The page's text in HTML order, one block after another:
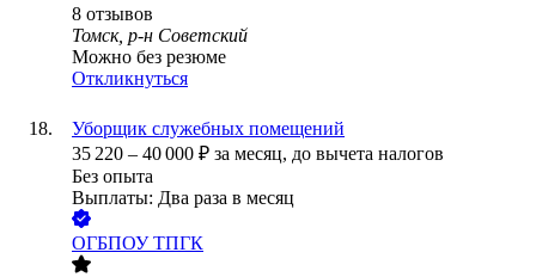
8 отзывов
Томск, р-н Советский
Можно без резюме
Откликнуться
Уборщик служебных помещений
35 220 – 40 000 ₽ за месяц, до вычета налогов
Без опыта
Выплаты: Два раза в месяц
ОГБПОУ ТПГК